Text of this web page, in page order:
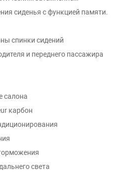
сиденья с функцией памяти.
спинки сидений
и переднего пассажира
салона
карбон
света